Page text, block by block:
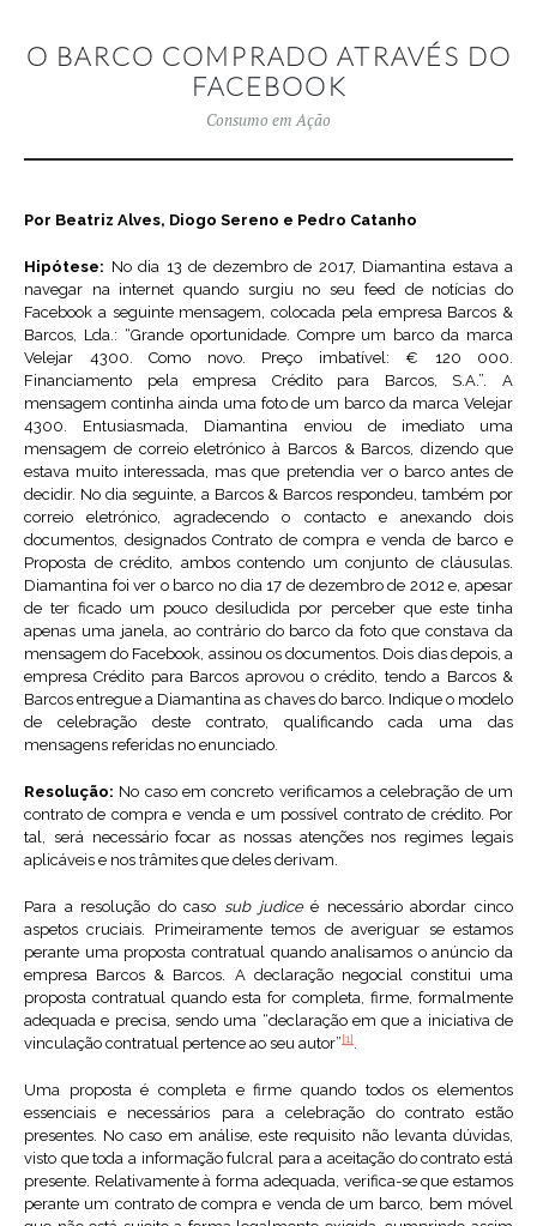
O BARCO COMPRADO ATRAVÉS DO
FACEBOOK
Consumo em Ação
Por Beatriz Alves, Diogo Sereno e Pedro Catanho
Hipótese: No dia 13 de dezembro de 2017, Diamantina estava a
navegar na internet quando surgiu no seu feed de notícias do
Facebook a seguinte mensagem, colocada pela empresa Barcos &
Barcos, Lda.: “Grande oportunidade. Compre um barco da marca
Velejar 4300. Como novo. Preço imbatível: € 120 000.
Financiamento pela empresa Crédito para Barcos, S.A.”. A
mensagem continha ainda uma foto de um barco da marca Velejar
4300. Entusiasmada, Diamantina enviou de imediato uma
mensagem de correio eletrónico à Barcos & Barcos, dizendo que
estava muito interessada, mas que pretendia ver o barco antes de
decidir. No dia seguinte, a Barcos & Barcos respondeu, também por
correio eletrónico, agradecendo o contacto e anexando dois
documentos, designados Contrato de compra e venda de barco e
Proposta de crédito, ambos contendo um conjunto de cláusulas.
Diamantina foi ver o barco no dia 17 de dezembro de 2012 e, apesar
de ter ficado um pouco desiludida por perceber que este tinha
apenas uma janela, ao contrário do barco da foto que constava da
mensagem do Facebook, assinou os documentos. Dois dias depois, a
empresa Crédito para Barcos aprovou o crédito, tendo a Barcos &
Barcos entregue a Diamantina as chaves do barco. Indique o modelo
de celebração deste contrato, qualificando cada uma das
mensagens referidas no enunciado.
Resolução: No caso em concreto verificamos a celebração de um
contrato de compra e venda e um possível contrato de crédito. Por
tal, será necessário focar as nossas atenções nos regimes legais
aplicáveis e nos trâmites que deles derivam.
Para a resolução do caso sub judiceé necessário abordar cinco
aspetos cruciais. Primeiramente temos de averiguar se estamos
perante uma proposta contratual quando analisamos o anúncio da
empresa Barcos & Barcos. A declaração negocial constitui uma
proposta contratual quando esta for completa, firme, formalmente
adequada e precisa, sendo uma “declaração em que a iniciativa de
vinculação contratual pertence ao seu autor”[1].
Uma proposta é completa e firme quando todos os elementos
essenciais e necessários para a celebração do contrato estão
presentes. No caso em análise, este requisito não levanta dúvidas,
visto que toda a informação fulcral para a aceitação do contrato está
presente. Relativamente à forma adequada, verifica-se que estamos
perante um contrato de compra e venda de um barco, bem móvel